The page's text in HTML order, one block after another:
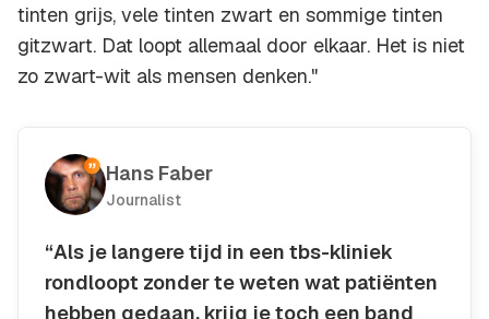
tinten grijs, vele tinten zwart en sommige tinten
gitzwart. Dat loopt allemaal door elkaar. Het is niet
zo zwart-wit als mensen denken."
Hans Faber
Journalist
“Als je langere tijd in een tbs-kliniek
rondloopt zonder te weten wat patiënten
hebben gedaan, krijg je toch een band